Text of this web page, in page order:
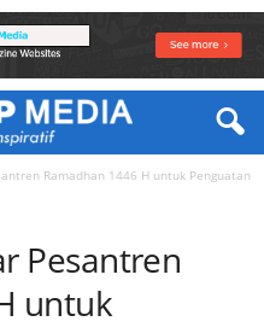
Ramadhan 1446 H untuk Penguatan
Pesantren
untuk